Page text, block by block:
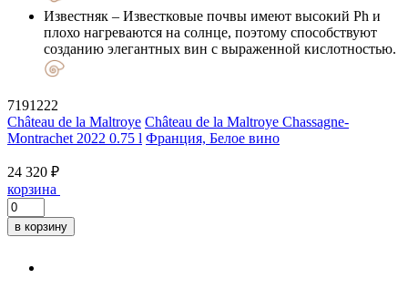
Известняк – Известковые почвы имеют высокий Ph и
плохо нагреваются на солнце, поэтому способствуют
созданию элегантных вин с выраженной кислотностью.
7191222
Château de la Maltroye Château de la Maltroye Chassagne-
Montrachet 2022 0.75 l Франция, Белое вино
24 320 ₽
корзина
в корзину